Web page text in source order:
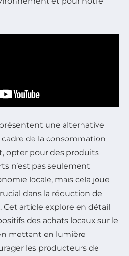
une alternative
de la consommation
opter pour des produits
n’est pas seulement
locale, mais cela joue
dans la réduction de
Cet article explore en détail
des achats locaux sur le
mettant en lumière
les producteurs de